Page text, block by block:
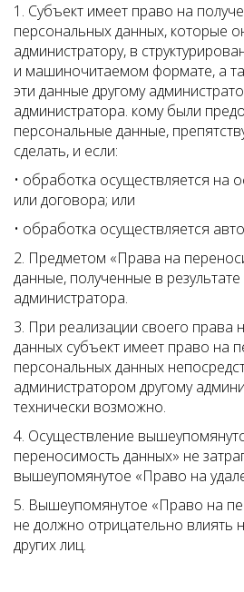
1. Субъект имеет право на
персональных данных, которые
администратору, в
и машиночитаемом формате, а
эти данные другому
администратора. кому были
персональные данные,
сделать, и если:
• обработка осуществляется на
или договора; или
• обработка осуществляется
2. Предметом «Права на
данные, полученные в
администратора.
3. При реализации своего права
данных субъект имеет право на
персональных данных
администратором другому
технически возможно.
4. Осуществление
переносимость данных» не
вышеупомянутое «Право на
5. Вышеупомянутое «Право на
не должно отрицательно влиять
других лиц.